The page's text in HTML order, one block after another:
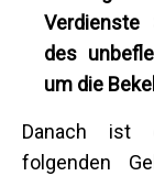
des
um die
Danach ist
folgenden